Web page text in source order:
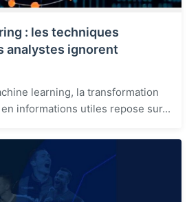
: les techniques
analystes ignorent
learning, la transformation
informations utiles repose sur...